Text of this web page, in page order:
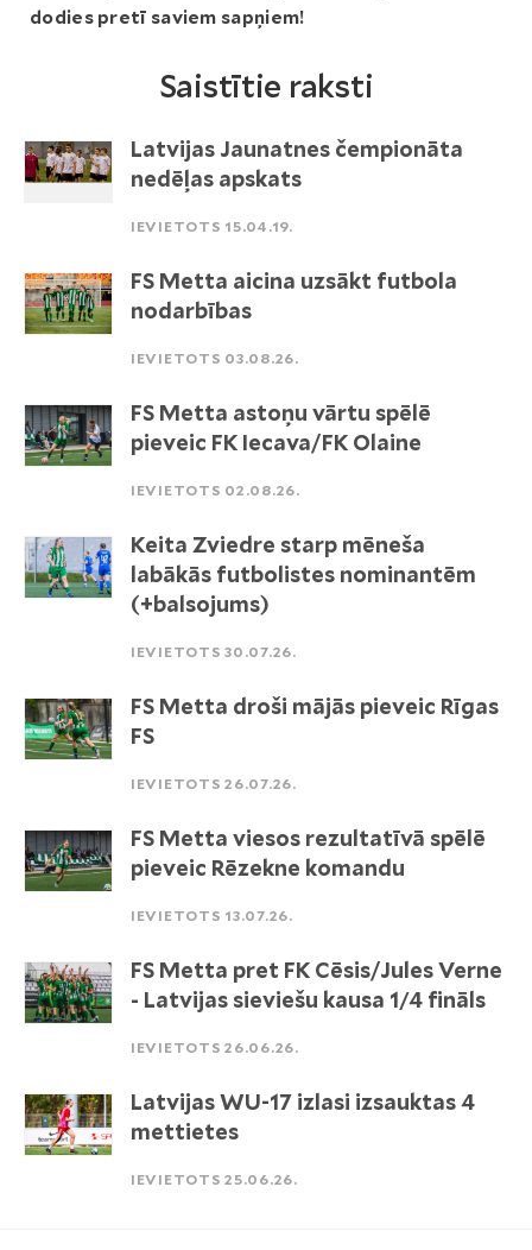
dodies pretī saviem sapņiem!
Saistītie raksti
Latvijas Jaunatnes čempionāta
nedēļas apskats
IEVIETOTS 15.04.19.
FS Metta aicina uzsākt futbola
nodarbības
IEVIETOTS 03.08.26.
FS Metta astoņu vārtu spēlē
pieveic FK Iecava/FK Olaine
IEVIETOTS 02.08.26.
Keita Zviedre starp mēneša
labākās futbolistes nominantēm
(+balsojums)
IEVIETOTS 30.07.26.
FS Metta droši mājās pieveic Rīgas
FS
IEVIETOTS 26.07.26.
FS Metta viesos rezultatīvā spēlē
pieveic Rēzekne komandu
IEVIETOTS 13.07.26.
FS Metta pret FK Cēsis/Jules Verne
- Latvijas sieviešu kausa 1/4 fināls
IEVIETOTS 26.06.26.
Latvijas WU-17 izlasi izsauktas 4
mettietes
IEVIETOTS 25.06.26.